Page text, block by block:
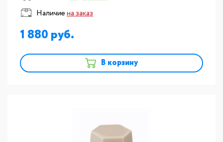
Наличиена заказ
1 880
В корзину